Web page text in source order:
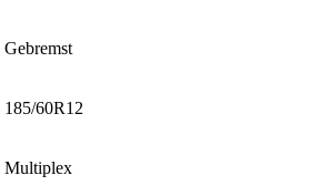
Gebremst
185/60R12
Multiplex